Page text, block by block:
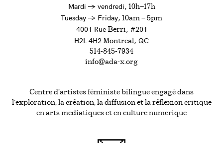
Mardi →à
vendredi, 10h—17h
Tuesday →toFriday, 10am — 5pm
4001 RueBerri, #201
H2L 4H2 Montréal, QC
514-845-7934
info@ada-x.org
Centre d’artistes féministe bilingue engagé dans
l’exploration, la création, la diffusion et la réflexion critique
en arts médiatiques et en culture numérique